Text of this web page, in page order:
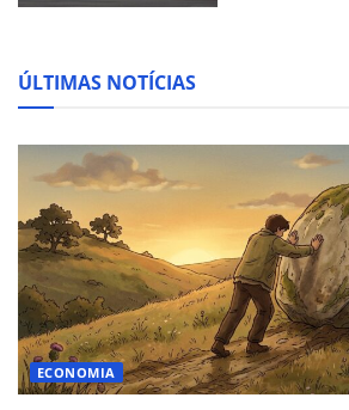
ÚLTIMAS NOTÍCIAS
ECONOMIA